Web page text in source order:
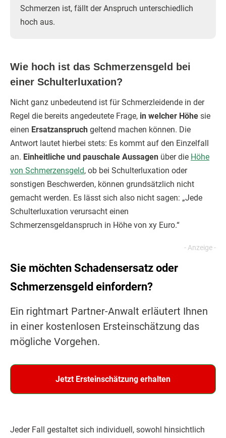
Schmerzen ist, fällt der Anspruch unterschiedlich
hoch aus.
Wie hoch ist das Schmerzensgeld bei
einer Schulterluxation?
Nicht ganz unbedeutend ist für Schmerzleidende in der
Regel die bereits angedeutete Frage, in welcher Höhe sie
einen Ersatzanspruch geltend machen können. Die
Antwort lautet hierbei stets: Es kommt auf den Einzelfall
an. Einheitliche und pauschale Aussagen über die Höhe
von Schmerzensgeld, ob bei Schulterluxation oder
sonstigen Beschwerden, können grundsätzlich nicht
gemacht werden. Es lässt sich also nicht sagen: „Jede
Schulterluxation verursacht einen
Schmerzensgeldanspruch in Höhe von xy Euro.“
Sie möchten Schadensersatz oder
Schmerzensgeld einfordern?
Ein rightmart Partner-Anwalt erläutert Ihnen
in einer kostenlosen Ersteinschätzung das
mögliche Vorgehen.
Jetzt Ersteinschätzung erhalten
Jeder Fall gestaltet sich individuell, sowohl hinsichtlich